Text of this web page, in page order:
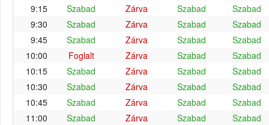
9:15
Szabad Zárva Szabad
Szabad
9:30
Szabad Zárva Szabad
Szabad
9:45
Szabad Zárva Szabad
Szabad
10:00
Foglalt Zárva Szabad
Szabad
10:15
Szabad Zárva Szabad
Szabad
10:30
Szabad Zárva Szabad
Szabad
10:45
Szabad Zárva Szabad
Szabad
11:00
Szabad Zárva Szabad
Szabad